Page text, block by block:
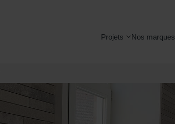
Projets Nos marques